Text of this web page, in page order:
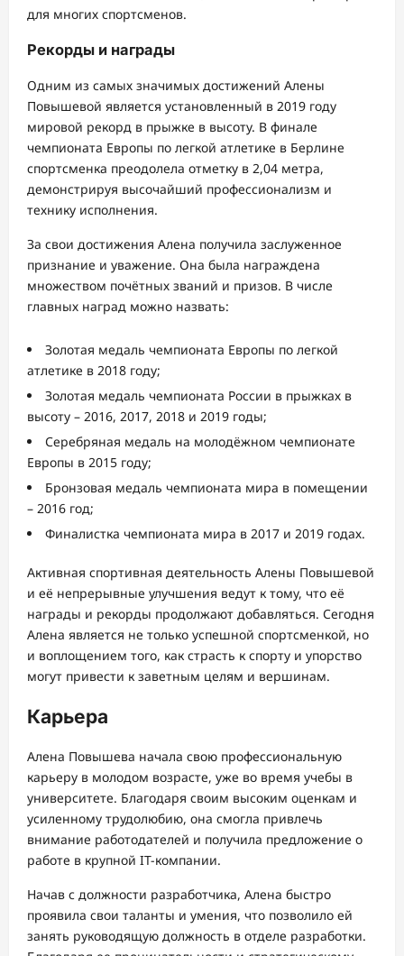
для многих спортсменов.
Рекорды и награды
Одним из самых значимых достижений Алены
Повышевой является установленный в 2019 году
мировой рекорд в прыжке в высоту. В финале
чемпионата Европы по легкой атлетике в Берлине
спортсменка преодолела отметку в 2,04 метра,
демонстрируя высочайший профессионализм и
технику исполнения.
За свои достижения Алена получила заслуженное
признание и уважение. Она была награждена
множеством почётных званий и призов. В числе
главных наград можно назвать:
Золотая медаль чемпионата Европы по легкой
атлетике в 2018 году;
Золотая медаль чемпионата России в прыжках в
высоту – 2016, 2017, 2018 и 2019 годы;
Серебряная медаль на молодёжном чемпионате
Европы в 2015 году;
Бронзовая медаль чемпионата мира в помещении
– 2016 год;
Финалистка чемпионата мира в 2017 и 2019 годах.
Активная спортивная деятельность Алены Повышевой
и её непрерывные улучшения ведут к тому, что её
награды и рекорды продолжают добавляться. Сегодня
Алена является не только успешной спортсменкой, но
и воплощением того, как страсть к спорту и упорство
могут привести к заветным целям и вершинам.
Карьера
Алена Повышева начала свою профессиональную
карьеру в молодом возрасте, уже во время учебы в
университете. Благодаря своим высоким оценкам и
усиленному трудолюбию, она смогла привлечь
внимание работодателей и получила предложение о
работе в крупной IT-компании.
Начав с должности разработчика, Алена быстро
проявила свои таланты и умения, что позволило ей
занять руководящую должность в отделе разработки.